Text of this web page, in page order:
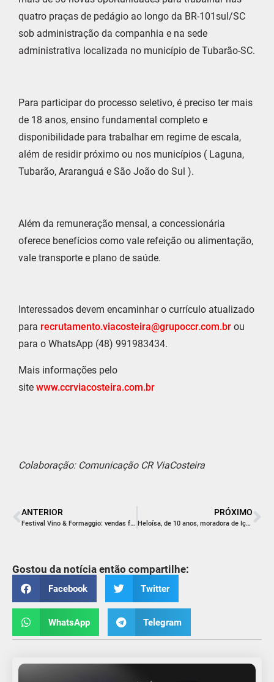
quatro praças de pedágio ao longo da BR-101sul/SC
sob administração da companhia e na sede
administrativa localizada no município de Tubarão-SC.
Para participar do processo seletivo, é preciso ter mais
de 18 anos, ensino fundamental completo e
disponibilidade para trabalhar em regime de escala,
além de residir próximo ou nos municípios ( Laguna,
Tubarão, Araranguá e São João do Sul ).
Além da remuneração mensal, a concessionária
oferece benefícios como vale refeição ou alimentação,
vale transporte e plano de saúde.
Interessados devem encaminhar o currículo atualizado
para recrutamento.viacosteira@grupoccr.com.br ou
para o WhatsApp (48) 991983434.
Mais informações pelo
site www.ccrviacosteira.com.br
Colaboração: Comunicação CR ViaCosteira
ANTERIOR
Festival Vino & Formaggio: vendas foram liberadas nesta quinta-feira
PRÓXIMO
Heloísa, de 10 anos, moradora de Içara, precisa da sua ajuda
Gostou da notícia então compartilhe:
Facebook Twitter
WhatsApp Telegram